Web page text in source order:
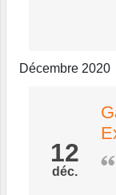
Décembre 2020
12
déc.